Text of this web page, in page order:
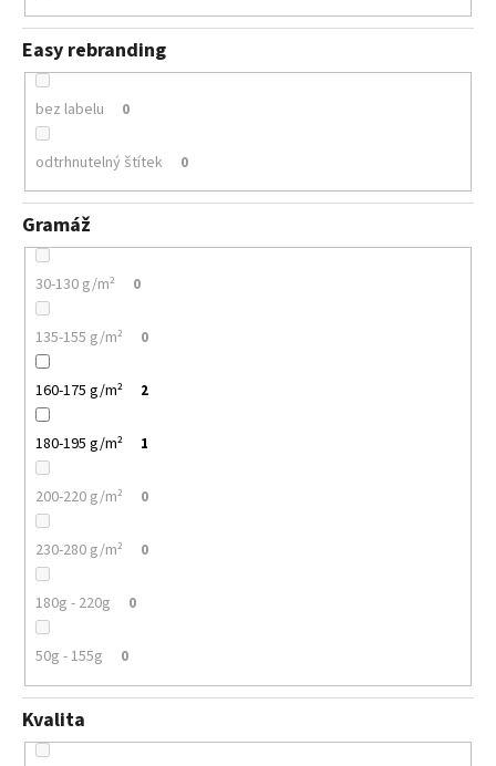
Easy rebranding
bez labelu 0
odtrhnutelný štítek 0
Gramáž
30-130 g/m² 0
135-155 g/m² 0
160-175 g/m² 2
180-195 g/m² 1
200-220 g/m² 0
230-280 g/m² 0
180g - 220g 0
50g - 155g 0
Kvalita